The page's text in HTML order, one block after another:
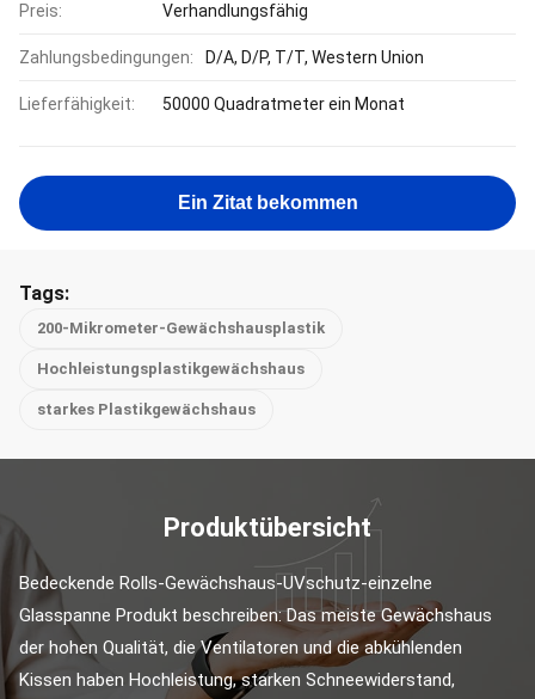
Preis: Verhandlungsfähig
Zahlungsbedingungen: D/A, D/P, T/T, Western Union
Lieferfähigkeit: 50000 Quadratmeter ein Monat
Ein Zitat bekommen
Tags:
200-Mikrometer-Gewächshausplastik
Hochleistungsplastikgewächshaus
starkes Plastikgewächshaus
Produktübersicht
Bedeckende Rolls-Gewächshaus-UVschutz-einzelne
Glasspanne Produkt beschreiben: Das meiste Gewächshaus
der hohen Qualität, die Ventilatoren und die abkühlenden
Kissen haben Hochleistung, starken Schneewiderstand,